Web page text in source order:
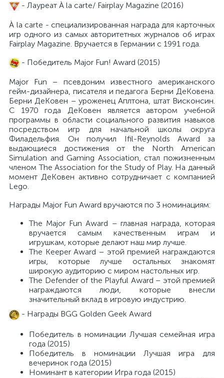
- Лауреат À la carte/ Fairplay Magazine (2016)
À la carte - специализированная награда для карточных
игр одного из самых авторитетных журналов об играх
Fairplay Magazine. Вручается в Германии с 1991 года.
- Победитель Major Fun! Award (2015)
Major Fun – псевдоним известного американского
гейм-дизайнера, писателя и педагога Берни ДеКовена.
Берни ДеКовен – уроженец Аплтона, штат Висконсин.
С 1970 года ДеКовен является автором учебной
программы в области социального развития навыков
посредством игр для начальной школы округа
Филадельфия. Он получил Ifil-Reynolds Award за
выдающиеся достижения от the North American
Simulation and Gaming Association, стал пожизненным
членом The Association for the Study of Play. На данный
момент ДеКовен активно сотрудничает с компанией
Lego.
Награды Major Fun Award вручаются по 3 номинациям:
The Major Fun Award – главная награда, которая
вручается самым качественным играм и
игрушкам, которые делают наш мир лучше.
The Keeper Award – этой премией награждаются
игры, которые лучше остальных знакомят
широкую аудиторию с миром настольных игр.
The Defender of the Playful Award – этой премией
награждаются люди, которые внесли
значительный вклад в игровую индустрию.
- Награды BGG Golden Geek Award
Победитель в номинации Лучшая семейная игра
года (2015)
Победитель в номинации Лучшая игра для
вечеринок года (2015)
Номинант в категории Игра года (2015)